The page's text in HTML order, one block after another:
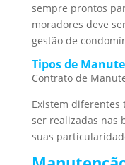
sempre prontos
moradores deve
gestão de
Tipos de
Contrato de
Existem diferentes
ser realizadas nas
suas